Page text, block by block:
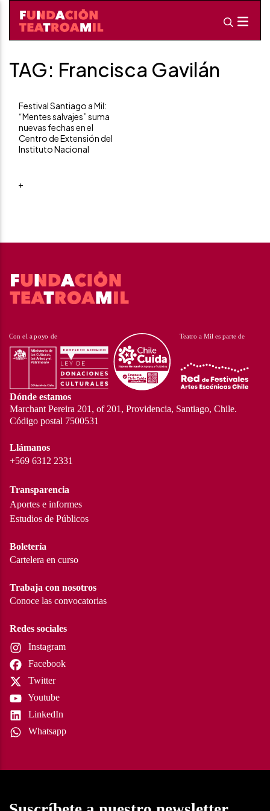
TAG: Francisca Gavilán
Festival Santiago a Mil:
“Mentes salvajes” suma
nuevas fechas en el
Centro de Extensión del
Instituto Nacional
+
Dónde estamos
Marchant Pereira 201, of 201, Providencia, Santiago, Chile.
Código postal 7500531
Llámanos
+569 6312 2331
Transparencia
Aportes e informes
Estudios de Públicos
Boletería
Cartelera en curso
Trabaja con nosotros
Conoce las convocatorias
Redes sociales
Instagram
Facebook
Twitter
Youtube
LinkedIn
Whatsapp